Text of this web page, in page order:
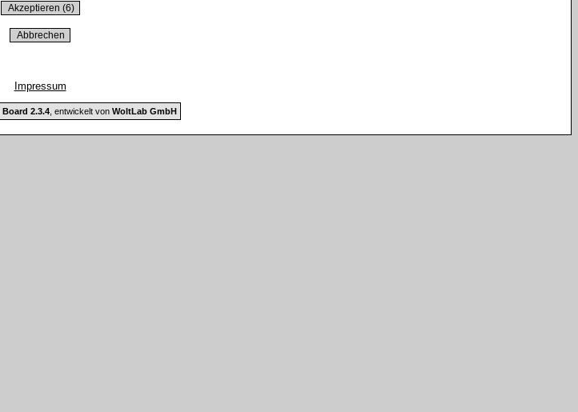
Impressum
2.3.4, entwickelt von WoltLab GmbH